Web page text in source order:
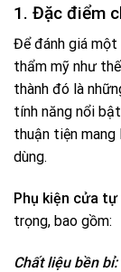
1. Đặc điểm
Để đánh giá một
thẩm mỹ như
thành đó là
tính năng nổi
thuận tiện
dùng.
Phụ kiện cửa tự
trọng, bao gồm:
Chất liệu bền bỉ: